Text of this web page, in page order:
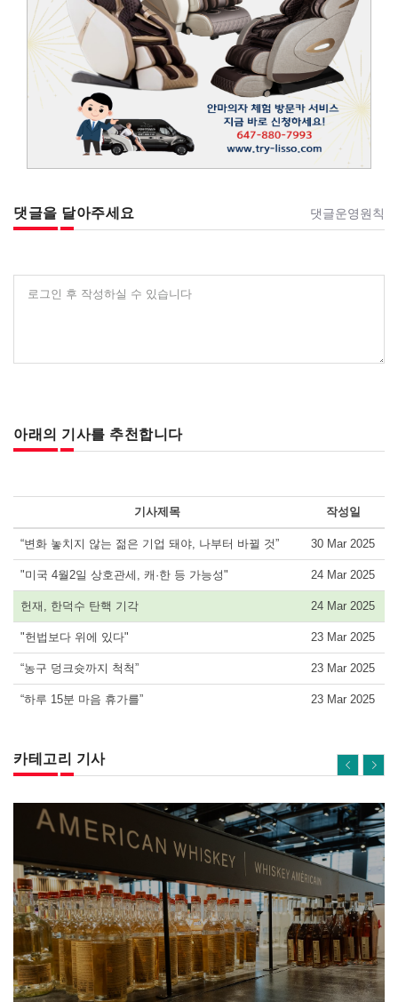
댓글을 달아주세요 댓글운영원칙
로그인 후 작성하실 수 있습니다
아래의 기사를 추천합니다
기사제목 작성일
“변화 놓치지 않는 젊은 기업 돼야, 나부터 바뀔 것” 30 Mar 2025
"미국 4월2일 상호관세, 캐·한 등 가능성" 24 Mar 2025
헌재, 한덕수 탄핵 기각 24 Mar 2025
"헌법보다 위에 있다" 23 Mar 2025
“농구 덩크슛까지 척척” 23 Mar 2025
“하루 15분 마음 휴가를” 23 Mar 2025
카테고리 기사